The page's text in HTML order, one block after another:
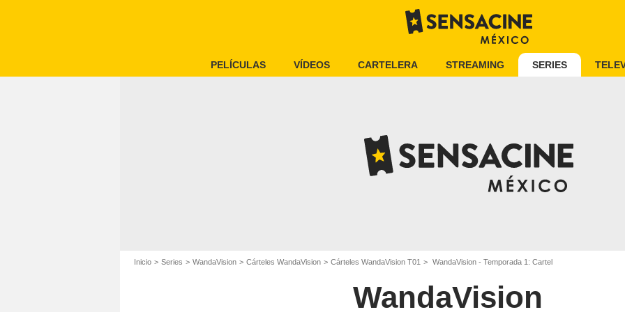
PELÍCULAS VÍDEOS CARTELERA STREAMING SERIES
Inicio Series WandaVision Cárteles WandaVision Cárteles WandaVision T01 WandaVision - Temporada 1: Cartel
WandaVision